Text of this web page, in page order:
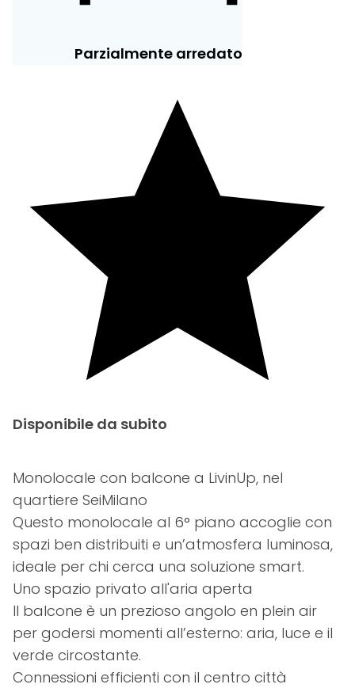
Parzialmente arredato
Disponibile da subito
Monolocale con balcone a LivinUp, nel
quartiere SeiMilano
Questo monolocale al 6° piano accoglie con
spazi ben distribuiti e un’atmosfera luminosa,
ideale per chi cerca una soluzione smart.
Uno spazio privato all'aria aperta
Il balcone è un prezioso angolo en plein air
per godersi momenti all’esterno: aria, luce e il
verde circostante.
Connessioni efficienti con il centro città